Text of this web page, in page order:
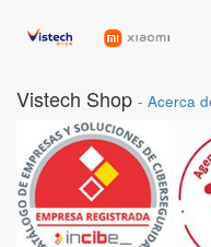
Vistech Shop - Acerca